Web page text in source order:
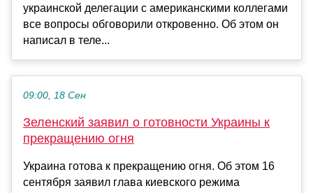
украинской делегации с американскими коллегами
все вопросы обговорили откровенно. Об этом он
написал в теле...
09:00, 18 Сен
Зеленский заявил о готовности Украины к
прекращению огня
Украина готова к прекращению огня. Об этом 16
сентября заявил глава киевского режима